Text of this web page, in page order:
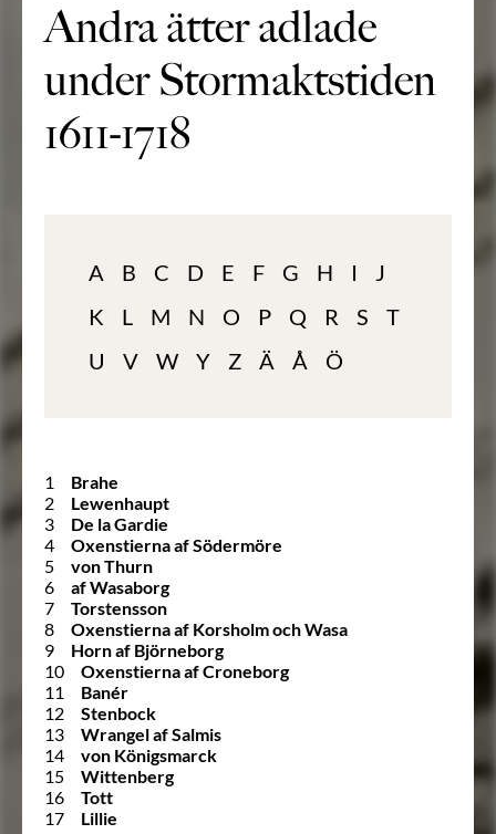
Andra ätter adlade
under Stormaktstiden
1611-1718
A B C D E F G H I
J
K
L M N O P Q R S
T
U
V W Y Z Ä Å Ö
1
Brahe
2
Lewenhaupt
3
De la Gardie
4
Oxenstierna af Södermöre
5
von Thurn
6
af Wasaborg
7
Torstensson
8
Oxenstierna af Korsholm och Wasa
9
Horn af Björneborg
10
Oxenstierna af Croneborg
11
Banér
12
Stenbock
13
Wrangel af Salmis
14
von Königsmarck
15
Wittenberg
16
Tott
17
Lillie